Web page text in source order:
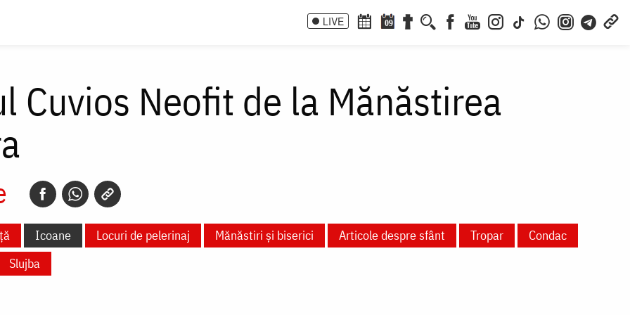
LIVE 09
Cuvios Neofit de la Mănăstirea
Icoane Locuri de pelerinaj Mănăstiri și biserici Articole despre sfânt Tropar
Condac
Slujba